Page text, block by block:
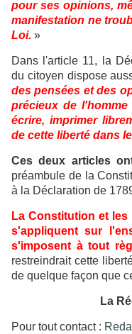
pour ses opinions,
manifestation ne
Loi. »
Dans l'article 11, la
du citoyen dispose
des pensées et des
précieux de
écrire, imprimer
de cette liberté dans
Ces deux articles
préambule de la
à la Déclaration de
La Constitution et
s'appliquent sur
s'imposent à tout
restreindrait cette
de quelque façon que
La
Pour tout contact :